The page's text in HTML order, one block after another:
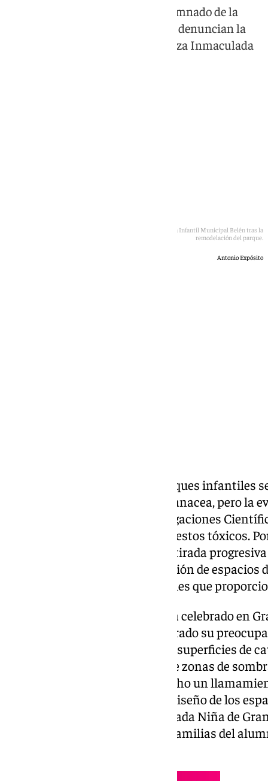
La Asociación de Familias del alumnado de la
Escuela Infantil Municipal Belén denuncian la
remodelación del parque de la Plaza Inmaculada
Protesta de la Asociación de Familias del alumnado de la Escuela Infantil Municipal Belén tras la
remodelación del parque.
Antonio Expósito
Los suelos de caucho de los parques infantiles
mira. Se les presentó como la panacea, pero
del Consejo Superior de Investigaciones
ocasiones de que tienen compuestos tóxicos.
movilizarse para reclamar la retirada
los parques infantiles y la creación de espacios
mediante la plantación de árboles que
La primera concentración se ha celebrado en
personas cuidadoras han mostrado su
temperaturas que alcanzan las superficies de
calor, así como por la escasez de zonas de
públicos. El movimiento ha hecho un
que impulsen un cambio en el diseño de los
del situado en la Plaza Inmaculada Niña de
miembros de la Asociación de Familias del